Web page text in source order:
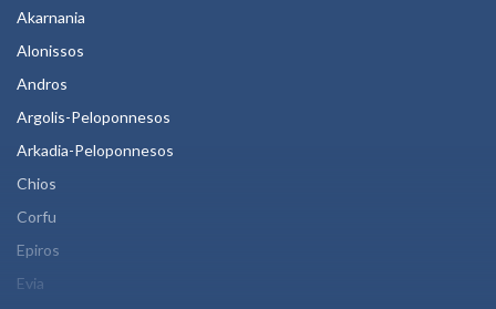
Akarnania
Alonissos
Andros
Argolis-Peloponnesos
Arkadia-Peloponnesos
Chios
Corfu
Epiros
Evia